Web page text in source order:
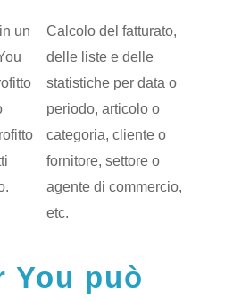
un
Calcolo del fatturato,
delle liste e delle
statistiche per data o
periodo, articolo o
categoria, cliente o
fornitore, settore o
agente di commercio,
etc.
You può